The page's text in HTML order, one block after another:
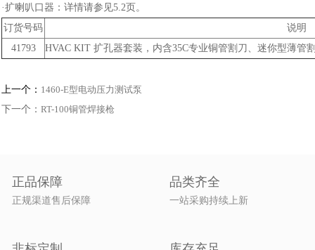
·扩喇叭口器：详情请参见5.2页。
订货号码
说明
41793
HVAC KIT 扩孔器套装，内含35C专业铜管割刀、迷你型薄管
上一个： 1460-E型电动压力测试泵
下一个： RT-100铜管焊接枪
正品保障
正规渠道售后保障
品类齐全
一站采购持续上新